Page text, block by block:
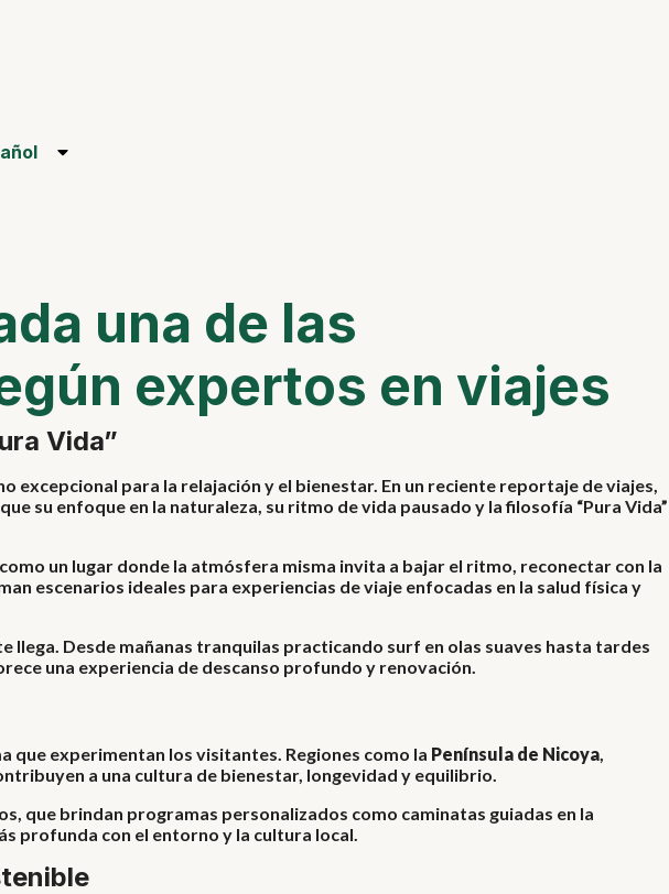
una de las
expertos en viajes
Vida”
excepcional para la relajación y el bienestar. En un reciente reportaje de viajes,
su enfoque en la naturaleza, su ritmo de vida pausado y la filosofía “Pura Vida”
un lugar donde la atmósfera misma invita a bajar el ritmo, reconectar con la
escenarios ideales para experiencias de viaje enfocadas en la salud física y
Desde mañanas tranquilas practicando surf en olas suaves hasta tardes
una experiencia de descanso profundo y renovación.
que experimentan los visitantes. Regiones como la Península de Nicoya,
a una cultura de bienestar, longevidad y equilibrio.
que brindan programas personalizados como caminatas guiadas en la
profunda con el entorno y la cultura local.